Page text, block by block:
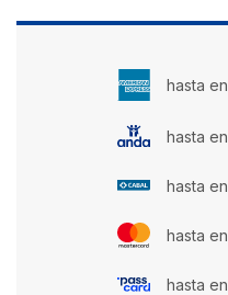
hasta en
hasta en
hasta en
hasta en
hasta en